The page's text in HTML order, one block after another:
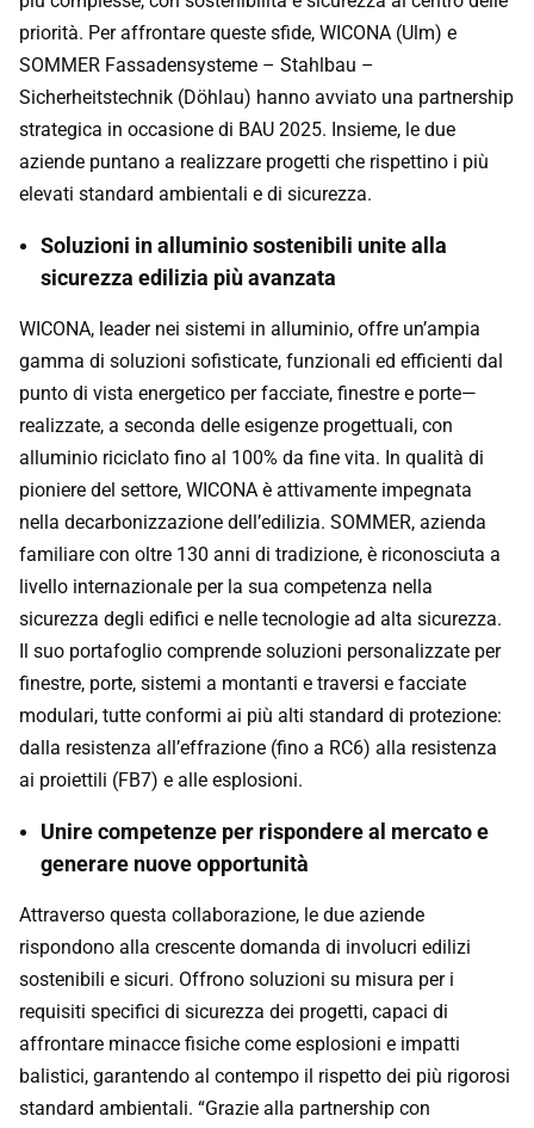
priorità. Per affrontare queste sfide, WICONA (Ulm) e
SOMMER Fassadensysteme – Stahlbau –
Sicherheitstechnik (Döhlau) hanno avviato una partnership
strategica in occasione di BAU 2025. Insieme, le due
aziende puntano a realizzare progetti che rispettino i più
elevati standard ambientali e di sicurezza.
Soluzioni in alluminio sostenibili unite alla
sicurezza edilizia più avanzata
WICONA, leader nei sistemi in alluminio, offre un’ampia
gamma di soluzioni sofisticate, funzionali ed efficienti dal
punto di vista energetico per facciate, finestre e porte—
realizzate, a seconda delle esigenze progettuali, con
alluminio riciclato fino al 100% da fine vita. In qualità di
pioniere del settore, WICONA è attivamente impegnata
nella decarbonizzazione dell’edilizia. SOMMER, azienda
familiare con oltre 130 anni di tradizione, è riconosciuta a
livello internazionale per la sua competenza nella
sicurezza degli edifici e nelle tecnologie ad alta sicurezza.
Il suo portafoglio comprende soluzioni personalizzate per
finestre, porte, sistemi a montanti e traversi e facciate
modulari, tutte conformi ai più alti standard di protezione:
dalla resistenza all’effrazione (fino a RC6) alla resistenza
ai proiettili (FB7) e alle esplosioni.
Unire competenze per rispondere al mercato e
generare nuove opportunità
Attraverso questa collaborazione, le due aziende
rispondono alla crescente domanda di involucri edilizi
sostenibili e sicuri. Offrono soluzioni su misura per i
requisiti specifici di sicurezza dei progetti, capaci di
affrontare minacce fisiche come esplosioni e impatti
balistici, garantendo al contempo il rispetto dei più rigorosi
standard ambientali. “Grazie alla partnership con